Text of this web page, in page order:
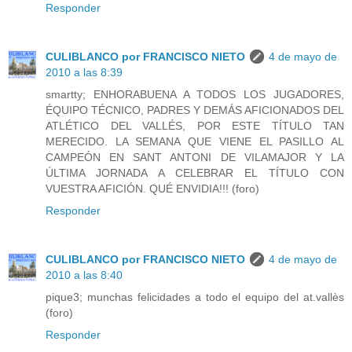
Responder
CULIBLANCO por FRANCISCO NIETO
4 de mayo de
2010 a las 8:39
smartty; ENHORABUENA A TODOS LOS JUGADORES,
ÉQUIPO TÉCNICO, PADRES Y DEMÁS AFICIONADOS DEL
ATLÉTICO DEL VALLÉS, POR ESTE TÍTULO TAN
MERECIDO. LA SEMANA QUE VIENE EL PASILLO AL
CAMPEÓN EN SANT ANTONI DE VILAMAJOR Y LA
ÚLTIMA JORNADA A CELEBRAR EL TÍTULO CON
VUESTRA AFICIÓN. QUÉ ENVIDIA!!! (foro)
Responder
CULIBLANCO por FRANCISCO NIETO
4 de mayo de
2010 a las 8:40
pique3; munchas felicidades a todo el equipo del at.vallès
(foro)
Responder